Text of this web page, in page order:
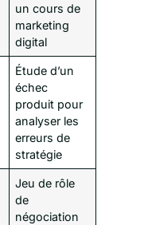
un cours de
marketing
digital
Étude d’un
échec
produit pour
analyser les
erreurs de
stratégie
Jeu de rôle
de
négociation